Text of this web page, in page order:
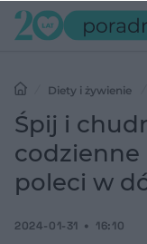
Diety i żywienie
codzienne przed snem,
Śpij i
codzienne
poleci w
2024-01-31 16:10